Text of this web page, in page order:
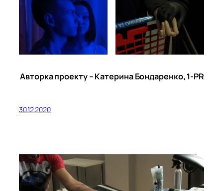
Авторка проекту – Катерина Бондаренко, 1-PR
30.12.2020